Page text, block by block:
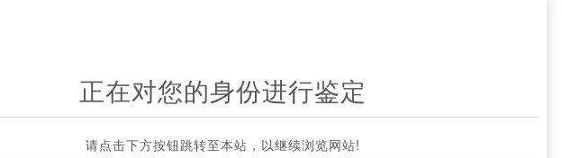
正在对您的身份进行鉴定
请点击下方按钮跳转至本站，以继续浏览网站!